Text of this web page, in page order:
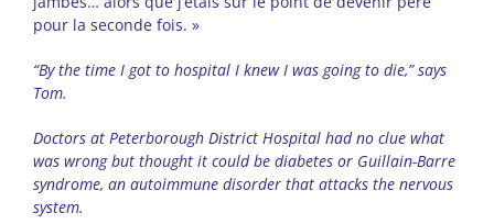
pour la seconde fois. »
“By the time I got to hospital I knew I was going to die,” says
Tom.
Doctors at Peterborough District Hospital had no clue what
was wrong but thought it could be diabetes or Guillain-Barre
syndrome, an autoimmune disorder that attacks the nervous
system.